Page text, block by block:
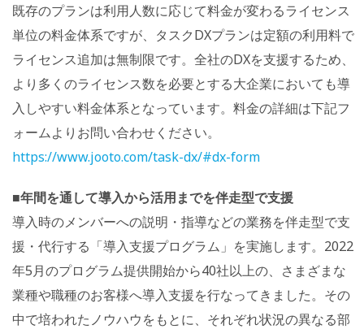
既存のプランは利用人数に応じて料金が変わるライセンス
単位の料金体系ですが、タスクDXプランは定額の利用料で
ライセンス追加は無制限です。全社のDXを支援するため、
より多くのライセンス数を必要とする大企業においても導
入しやすい料金体系となっています。料金の詳細は下記フ
ォームよりお問い合わせください。
https://www.jooto.com/task-dx/#dx-form
■年間を通して導入から活用までを伴走型で支援
導入時のメンバーへの説明・指導などの業務を伴走型で支
援・代行する「導入支援プログラム」を実施します。2022
年5月のプログラム提供開始から40社以上の、さまざまな
業種や職種のお客様へ導入支援を行なってきました。その
中で培われたノウハウをもとに、それぞれ状況の異なる部